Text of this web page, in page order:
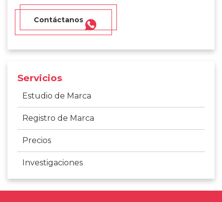
Contáctanos
Servicios
Estudio de Marca
Registro de Marca
Precios
Investigaciones